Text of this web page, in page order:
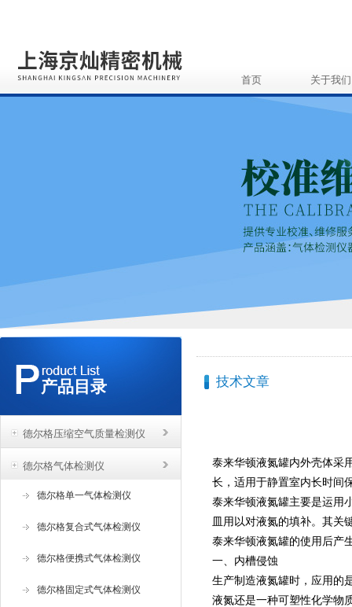
首页 关于我们
产品目录
德尔格压缩空气质量检测仪
德尔格气体检测仪
德尔格单一气体检测仪
德尔格复合式气体检测仪
德尔格便携式气体检测仪
德尔格固定式气体检测仪
技术文章
泰来华顿液氮罐内外壳体采
长，适用于静置室内长时间
泰来华顿液氮罐主要是运用
皿用以对液氮的填补。其
泰来华顿液氮罐的使用后产
一、内槽侵蚀
生产制造液氮罐时，应用的
液氮还是一种可塑性化学物